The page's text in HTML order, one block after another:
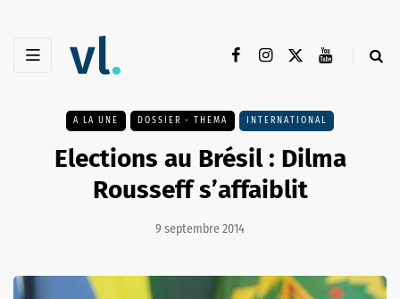
A LA UNE DOSSIER - THEMA INTERNATIONAL
Elections au Brésil : Dilma
Rousseff s’affaiblit
9 septembre 2014